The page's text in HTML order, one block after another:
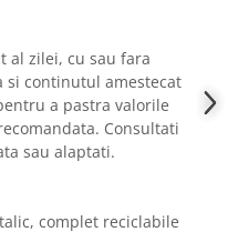
al zilei, cu sau fara
si continutul amestecat
a pastra valorile
Consultati
sau alaptati.
complet reciclabile